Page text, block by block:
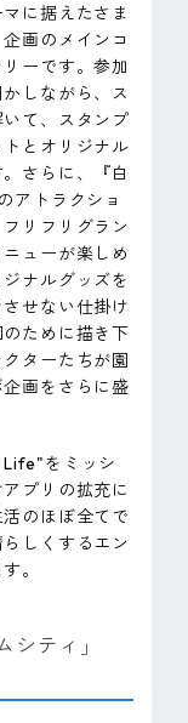
に据えたさま
画のメインコ
ーです。参加
しながら、ス
て、スタンプ
とオリジナル
さらに、『白
アトラクショ
リフリグラン
ューが楽しめ
ナルグッズを
せない仕掛け
ために描き下
ターたちが園
画をさらに盛
をミッシ
プリの拡充に
のほぼ全てで
しくするエン
。
シティ」